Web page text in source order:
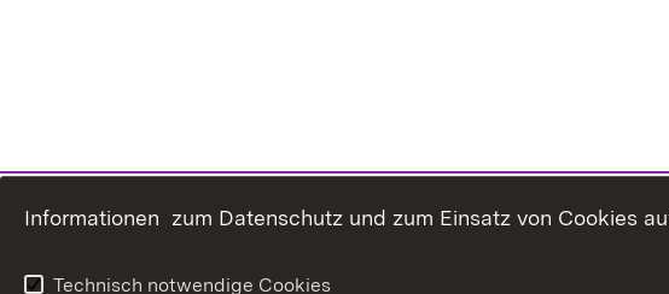
Informationen zum Datenschutz und zum Einsatz von Cookies
Technisch notwendige Cookies